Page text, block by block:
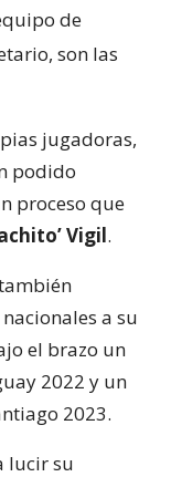
de
son las
jugadoras,
podido
proceso que
Vigil.
a su
el brazo un
2022 y un
2023.
lucir su